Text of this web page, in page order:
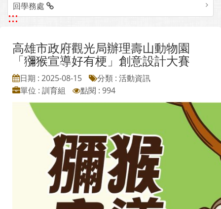
回學務處
:::
高雄市政府觀光局辦理壽山動物園
「獼猴宣導好有梗」創意設計大賽
日期 : 2025-08-15
分類 : 活動資訊
單位 : 訓育組
點閱 : 994